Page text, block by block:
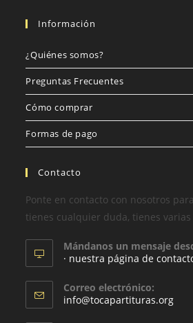
Información
¿Quiénes somos?
Preguntas Frecuentes
Cómo comprar
Formas de pago
Contacto
Ponte en contacto con nosotros
tienes cualquier duda, tienes
Mándanos un mensaje
· nuestra página de
Correo electrónico:
info@tocapartituras.org